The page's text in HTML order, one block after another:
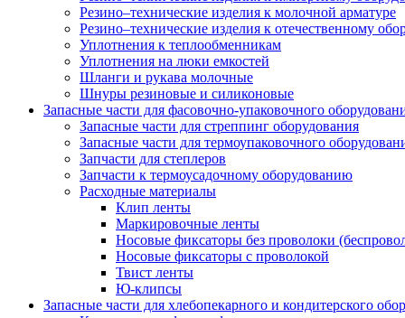
Резино–технические изделия к молочной арматуре
Резино–технические изделия к отечественному
Уплотнения к теплообменникам
Уплотнения на люки емкостей
Шланги и рукава молочные
Шнуры резиновые и силиконовые
Запасные части для фасовочно-упаковочного
Запасные части для стреппинг оборудования
Запасные части для термоупаковочного
Запчасти для степлеров
Запчасти к термоусадочному оборудованию
Расходные материалы
Клип ленты
Маркировочные ленты
Носовые фиксаторы без проволоки
Носовые фиксаторы с проволокой
Твист ленты
Ю-клипсы
Запасные части для хлебопекарного и кондитерского